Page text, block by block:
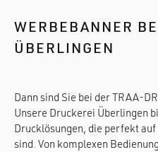
WERBEBANNER
ÜBERLINGEN
Dann sind Sie bei der TRAA-
Unsere Druckerei Überlingen
Drucklösungen, die perfekt
sind. Von komplexen